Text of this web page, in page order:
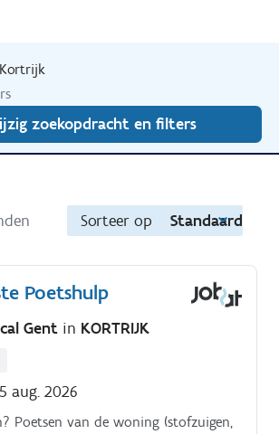
zoekopdracht en filters
Sorteer op Standaard
Poetshulp
Gent in KORTRIJK
aug. 2026
Poetsen van de woning (stofzuigen,